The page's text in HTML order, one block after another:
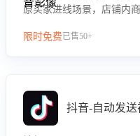
原买家进线场景，店铺内
即开通”，快速获取影音影
限时免费已售50+
抖音-自动发